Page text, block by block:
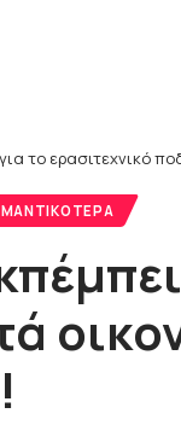
το ερασιτεχνικό